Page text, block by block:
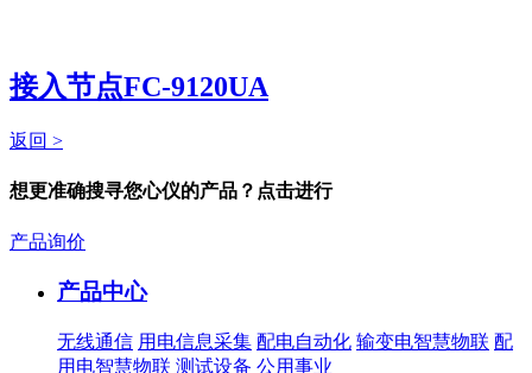
接入节点FC-9120UA
返回 >
想更准确搜寻您心仪的产品？点击进行
产品询价
产品中心
无线通信 用电信息采集 配电自动化 输变电智慧物联 配
用电智慧物联 测试设备 公用事业